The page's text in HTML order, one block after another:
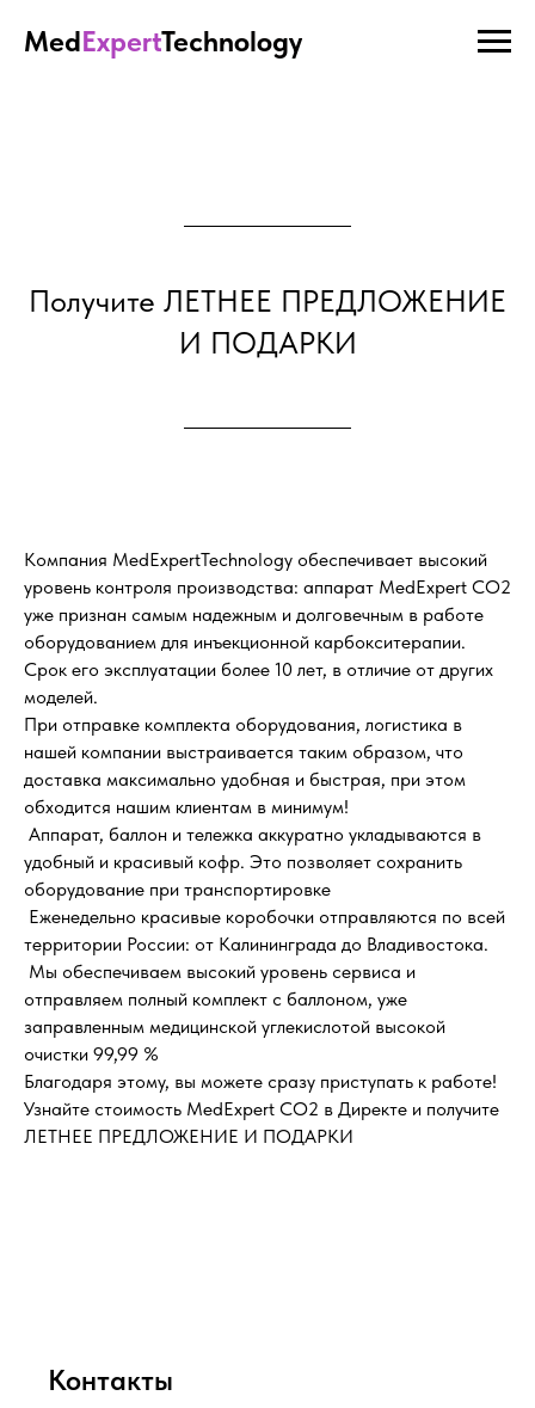
MedExpertTechnology
Получите ЛЕТНЕЕ ПРЕДЛОЖЕНИЕ
И ПОДАРКИ
Компания MedExpertTechnology обеспечивает высокий
уровень контроля производства: аппарат MedExpert CO2
уже признан самым надежным и долговечным в работе
оборудованием для инъекционной карбокситерапии.
Срок его эксплуатации более 10 лет, в отличие от других
моделей.
При отправке комплекта оборудования, логистика в
нашей компании выстраивается таким образом, что
доставка максимально удобная и быстрая, при этом
обходится нашим клиентам в минимум!
Аппарат, баллон и тележка аккуратно укладываются в
удобный и красивый кофр. Это позволяет сохранить
оборудование при транспортировке
Еженедельно красивые коробочки отправляются по всей
территории России: от Калининграда до Владивостока.
Мы обеспечиваем высокий уровень сервиса и
отправляем полный комплект с баллоном, уже
заправленным медицинской углекислотой высокой
очистки 99,99 %
Благодаря этому, вы можете сразу приступать к работе!
Узнайте стоимость MedExpert CO2 в Директе и получите
ЛЕТНЕЕ ПРЕДЛОЖЕНИЕ И ПОДАРКИ
Контакты